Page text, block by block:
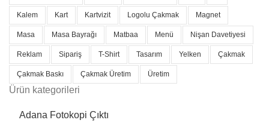
Kalem Kart Kartvizit Logolu Çakmak Magnet
Masa Masa Bayrağı Matbaa Menü Nişan Davetiyesi
Reklam Sipariş T-Shirt Tasarım Yelken Çakmak
Çakmak Baskı Çakmak Üretim Üretim
Ürün kategorileri
Adana Fotokopi Çıktı